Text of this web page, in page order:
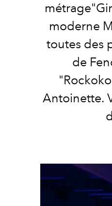
moderne
toutes des
de
Antoinette.